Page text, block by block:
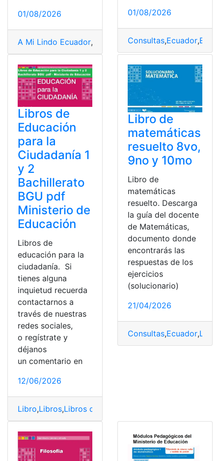
01/08/2026
A Mi Lindo Ecuador, adopción ecuador,Herramientas
01/08/2026
Consultas,Ecuador,
Libros de
Educación
para la
Ciudadanía 1
y 2
Bachillerato
BGU pdf
Ministerio de
Educación
Libros de
educación para la
ciudadanía. Si
tienes alguna
inquietud recuerda
contactarnos a
través de nuestras
redes sociales,
o regístrate y
déjanos
un comentario en
12/06/2026
Libro,Libros,Libros del ministerio de educación
Libro de
matemáticas
resuelto 8vo,
9no y 10mo
Libro de
matemáticas
resuelto. Descarga
la guía del docente
de Matemáticas,
documento donde
encontrarás las
respuestas de los
ejercicios
(solucionario)
21/04/2026
Consultas,Ecuador,Libro